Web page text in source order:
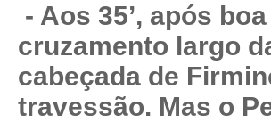
- Aos 35’, após
cruzamento largo
cabeçada de
travessão. Mas o